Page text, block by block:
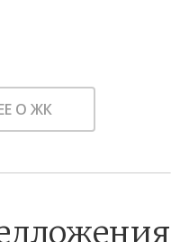
О ЖК